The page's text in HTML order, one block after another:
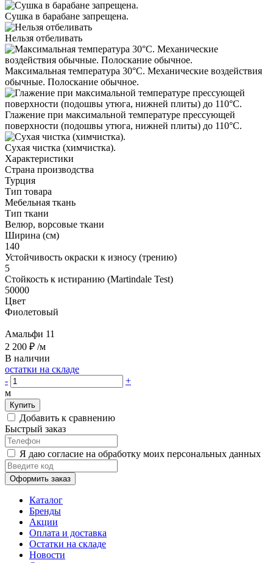
Сушка в барабане запрещена.
Нельзя отбеливать
Максимальная температура 30°С. Механические воздействия
обычные. Полоскание обычное.
Глажение при максимальной температуре прессующей
поверхности (подошвы утюга, нижней плиты) до 110°С.
Cухая чистка (химчистка).
Характеристики
Страна производства
Турция
Тип товара
Мебельная ткань
Тип ткани
Велюр, ворсовые ткани
Ширина (см)
140
Устойчивость окраски к износу (трению)
5
Стойкость к истиранию (Martindale Test)
50000
Цвет
Фиолетовый
Амальфи 11
2 200 ₽ /м
В наличии
остатки на складе
-
+
м
Купить
Добавить к сравнению
Быстрый заказ
Я даю согласие на обработку моих персональных данных
Оформить заказ
Каталог
Бренды
Акции
Оплата и доставка
Остатки на складе
Новости